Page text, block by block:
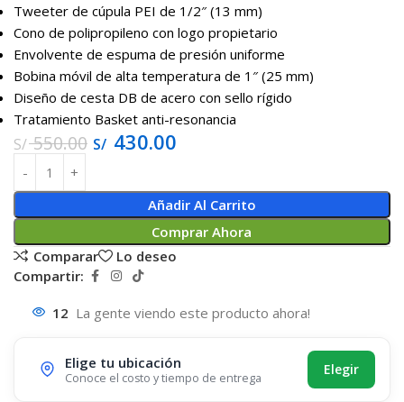
Tweeter de cúpula PEI de 1/2″ (13 mm)
Cono de polipropileno con logo propietario
Envolvente de espuma de presión uniforme
Bobina móvil de alta temperatura de 1″ (25 mm)
Diseño de cesta DB de acero con sello rígido
Tratamiento Basket anti-resonancia
S/550.00 S/ 430.00
Añadir Al Carrito
Comprar Ahora
Comparar
Lo deseo
Compartir:
12 La gente viendo este producto ahora!
Elige tu ubicación
Conoce el costo y tiempo de entrega
Elegir